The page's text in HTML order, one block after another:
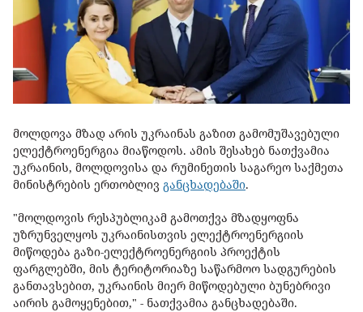
მოლდოვა მზად არის უკრაინას გაზით გამომუშავებული
ელექტროენერგია მიაწოდოს. ამის შესახებ ნათქვამია
უკრაინის, მოლდოვისა და რუმინეთის საგარეო საქმეთა
მინისტრების ერთობლივ განცხადებაში.
"მოლდოვის რესპუბლიკამ გამოთქვა მზადყოფნა
უზრუნველყოს უკრაინისთვის ელექტროენერგიის
მიწოდება გაზი-ელექტროენერგიის პროექტის
ფარგლებში, მის ტერიტორიაზე საწარმოო სადგურების
განთავსებით, უკრაინის მიერ მიწოდებული ბუნებრივი
აირის გამოყენებით," - ნათქვამია განცხადებაში.